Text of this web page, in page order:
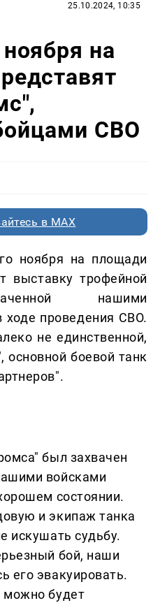
25.10.2024, 10:35
на
СВО
в MAX
ноября на площади
выставку трофейной
нашими
проведения СВО.
не единственной,
основной боевой танк
был захвачен
войсками
состоянии.
и экипаж танка
искушать судьбу.
бой, наши
его эвакуировать.
можно будет